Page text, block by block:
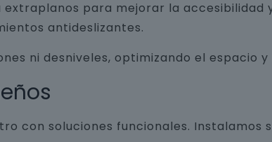
para mejorar la accesibilidad
antideslizantes.
ni desniveles, optimizando el espacio
con soluciones funcionales. Instalamos